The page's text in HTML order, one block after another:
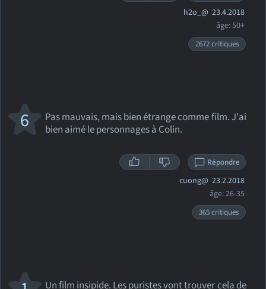
h2o_@ 23.4.2018
âge: 50+
2672 critiques
Pas mauvais, mais bien étrange comme film. J'ai
bien aimé le personnages à Colin.
6
Répondre
cuong@ 23.2.2018
âge: 26-35
365 critiques
Un film insipide. Les puristes vont trouver cela de